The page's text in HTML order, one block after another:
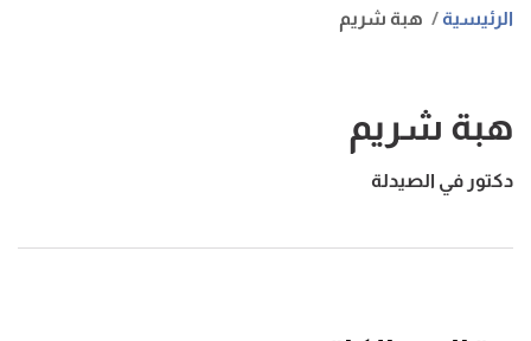
الرئيسية هبة شريم
هبة شريم
دكتور في الصيدلة